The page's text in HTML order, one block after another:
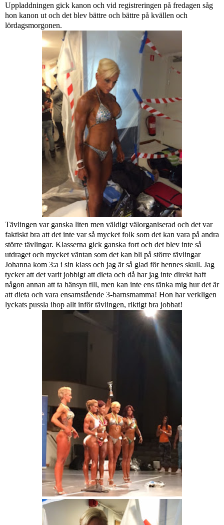
Uppladdningen gick kanon och vid registreringen på fredagen såg
hon kanon ut och det blev bättre och bättre på kvällen och
lördagsmorgonen.
Tävlingen var ganska liten men väldigt välorganiserad och det var
faktiskt bra att det inte var så mycket folk som det kan vara på andra
större tävlingar. Klasserna gick ganska fort och det blev inte så
utdraget och mycket väntan som det kan bli på större tävlingar
Johanna kom 3:a i sin klass och jag är så glad för hennes skull. Jag
tycker att det varit jobbigt att dieta och då har jag inte direkt haft
någon annan att ta hänsyn till, men kan inte ens tänka mig hur det är
att dieta och vara ensamstående 3-barnsmamma! Hon har verkligen
lyckats pussla ihop allt inför tävlingen, riktigt bra jobbat!